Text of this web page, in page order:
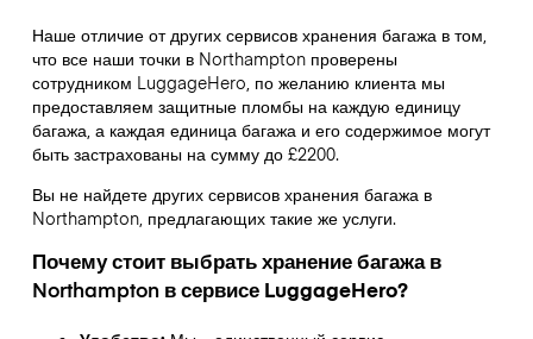
Наше отличие от других сервисов хранения багажа в том,
чтовсе наши точки в Northamptonпроверены
сотрудником LuggageHero, по желанию клиента мы
предоставляем защитные пломбы на каждую единицу
багажа, а каждая единица багажа и его содержимое могут
быть застрахованы на сумму до £2200.
Вы не найдете других сервисов хранения багажа в
Northampton, предлагающих такие же услуги.
Почему стоит выбрать хранение багажа в
Northamptonв сервисе LuggageHero?